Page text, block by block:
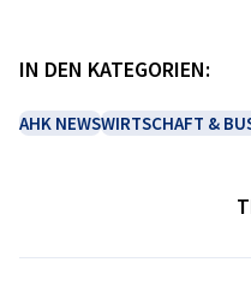
IN DEN KATEGORIEN:
AHK NEWSWIRTSCHAFT &